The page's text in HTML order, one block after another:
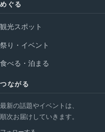
めぐる
観光スポット
祭り・イベント
食べる・泊まる
つながる
最新の話題やイベントは、
順次お届けしていきます。